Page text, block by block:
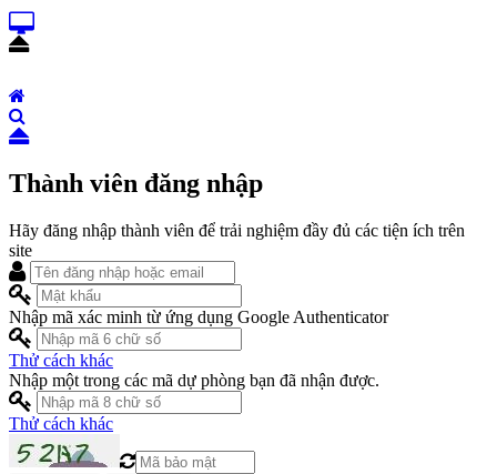
Thành viên đăng nhập
Hãy đăng nhập thành viên để trải nghiệm đầy đủ các tiện ích trên
site
Nhập mã xác minh từ ứng dụng Google Authenticator
Thử cách khác
Nhập một trong các mã dự phòng bạn đã nhận được.
Thử cách khác